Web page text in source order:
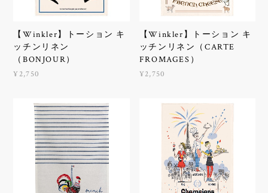
【Winkler】トーション キ
ッチンリネン
（BONJOUR）
¥2,750
【Winkler】トーション キ
ッチンリネン（CARTE
FROMAGES）
¥2,750